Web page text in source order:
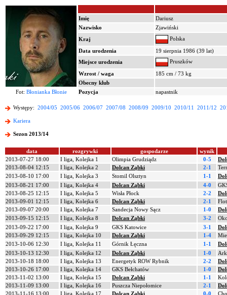
Imię
Dariusz
Nazwisko
Zjawiński
Kraj
Polska
Data urodzenia
19 sierpnia 1986 (39 lat)
Miejsce urodzenia
Pruszków
Wzrost / waga
185 cm / 73 kg
Obecny klub
Fot: Błonianka Błonie Pozycja napastnik
Występy: 2004/05 2005/06 2006/07 2007/08 2008/09 2009/10 2010/11 2011/12
Kariera
Sezon 2013/14
data rozgrywki gospodarze
wynik
2013-07-27 18:00
I liga, Kolejka 1 Olimpia Grudziądz 0-5
2013-08-04 12:15
I liga, Kolejka 2 Dolcan Ząbki 2-1
2013-08-10 17:00
I liga, Kolejka 3 Stomil Olsztyn 1-1
2013-08-21 17:00
I liga, Kolejka 4 Dolcan Ząbki 4-0
2013-08-25 12:15
I liga, Kolejka 5 Wisła Płock 2-2
2013-09-01 12:15
I liga, Kolejka 6 Dolcan Ząbki 2-1
2013-09-07 20:00
I liga, Kolejka 7 Sandecja Nowy Sącz 1-0
2013-09-15 12:15
I liga, Kolejka 8 Dolcan Ząbki 3-2
2013-09-22 17:00
I liga, Kolejka 9 GKS Katowice 3-1
2013-09-29 12:15
I liga, Kolejka 10 Dolcan Ząbki 1-4
2013-10-06 12:30
I liga, Kolejka 11 Górnik Łęczna 1-1
2013-10-13 12:30
I liga, Kolejka 12 Dolcan Ząbki 1-0
2013-10-18 18:00
I liga, Kolejka 13 Energetyk ROW Rybnik 2-2
2013-10-26 17:00
I liga, Kolejka 14 GKS Bełchatów 1-0
2013-11-02 13:00
I liga, Kolejka 15 Dolcan Ząbki 1-1
2013-11-09 13:00
I liga, Kolejka 16 Puszcza Niepołomice 2-1
2013-11-16 13:00
I liga, Kolejka 17 Dolcan Ząbki 0-0